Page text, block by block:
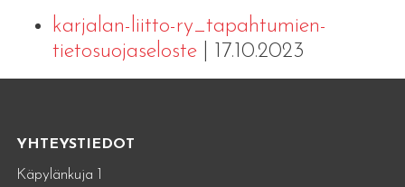
karjalan-liitto-ry_tapahtumien-
tietosuojaseloste| 17.10.2023
YHTEYSTIEDOT
Käpylänkuja 1